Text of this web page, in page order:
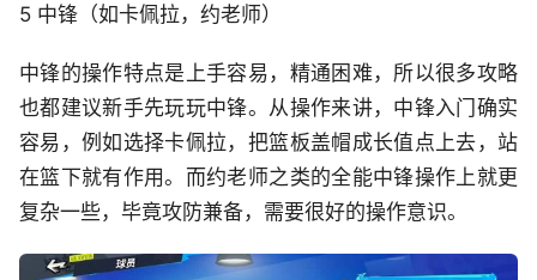
5 中锋（如卡佩拉，约老师）
中锋的操作特点是上手容易，精通困难，所以很多攻略
也都建议新手先玩玩中锋。从操作来讲，中锋入门确实
容易，例如选择卡佩拉，把篮板盖帽成长值点上去，站
在篮下就有作用。而约老师之类的全能中锋操作上就更
复杂一些，毕竟攻防兼备，需要很好的操作意识。